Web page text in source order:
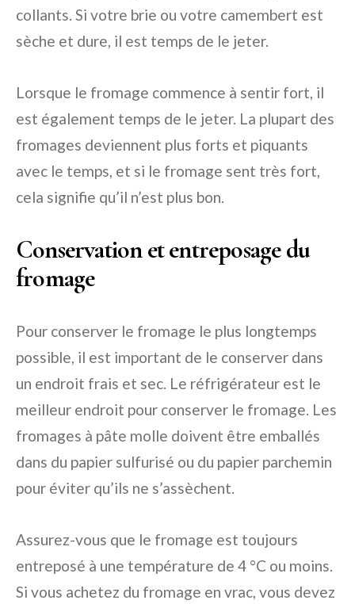
collants. Si votre brie ou votre camembert est
sèche et dure, il est temps de le jeter.
Lorsque le fromage commence à sentir fort, il
est également temps de le jeter. La plupart des
fromages deviennent plus forts et piquants
avec le temps, et si le fromage sent très fort,
cela signifie qu’il n’est plus bon.
Conservation et entreposage du
fromage
Pour conserver le fromage le plus longtemps
possible, il est important de le conserver dans
un endroit frais et sec. Le réfrigérateur est le
meilleur endroit pour conserver le fromage. Les
fromages à pâte molle doivent être emballés
dans du papier sulfurisé ou du papier parchemin
pour éviter qu’ils ne s’assèchent.
Assurez-vous que le fromage est toujours
entreposé à une température de 4 °C ou moins.
Si vous achetez du fromage en vrac, vous devez